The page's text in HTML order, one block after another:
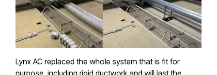
Lynx AC replaced the whole system that is fit for
purpose, including rigid ductwork and will last the